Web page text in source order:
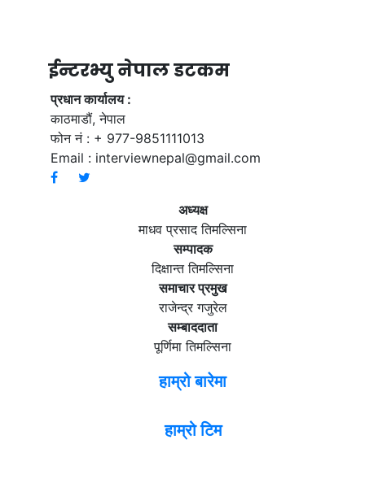
ईन्टरभ्यु नेपाल डटकम
प्रधान कार्यालय :
काठमाडौं, नेपाल
फोन नं : + 977-9851111013
Email : interviewnepal@gmail.com
अध्यक्ष
माधव प्रसाद तिमल्सिना
सम्पादक
दिक्षान्त तिमल्सिना
समाचार प्रमुख
राजेन्द्र गजुरेल
सम्बाददाता
पूर्णिमा तिमल्सिना
हाम्रो बारेमा
हाम्रो टिम